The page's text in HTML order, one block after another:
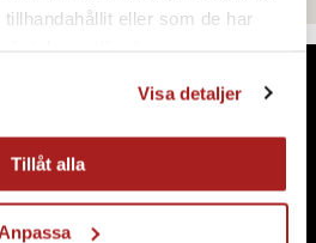
eller som de har
Visa detaljer
Tillåt alla
Anpassa